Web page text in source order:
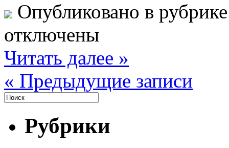
Опубликовано в
отключены
Читать далее »
« Предыдущие записи
Рубрики